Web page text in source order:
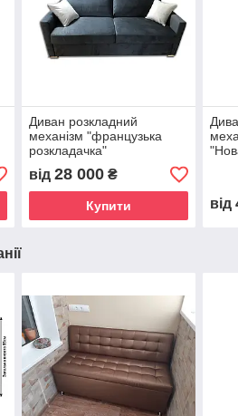
Диван розкладний
механізм "французька
розкладачка"
від 28 000₴
Купити від